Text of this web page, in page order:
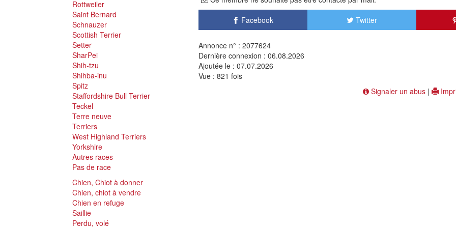
Rottweiler
Saint Bernard
Schnauzer
Scottish Terrier
Setter
SharPei
Shih-tzu
Shihba-inu
Spitz
Staffordshire Bull Terrier
Teckel
Terre neuve
Terriers
West Highland Terriers
Yorkshire
Autres races
Pas de race
Chien, Chiot à donner
Chien, chiot à vendre
Chien en refuge
Saillie
Perdu, volé
Facebook
Twitter
Annonce n° : 2077624
Dernière connexion : 06.08.2026
Ajoutée le : 07.07.2026
Vue : 821 fois
Signaler un abus |